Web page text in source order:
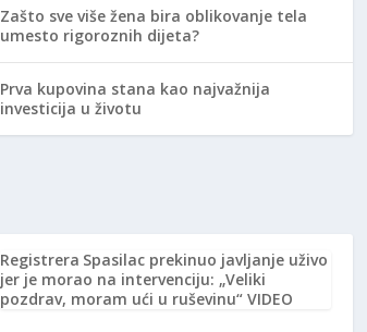
Zašto sve više žena bira oblikovanje tela
umesto rigoroznih dijeta?
Prva kupovina stana kao najvažnija
investicija u životu
Registrera Spasilac prekinuo javljanje uživo
jer je morao na intervenciju: „Veliki
pozdrav, moram ući u ruševinu“ VIDEO